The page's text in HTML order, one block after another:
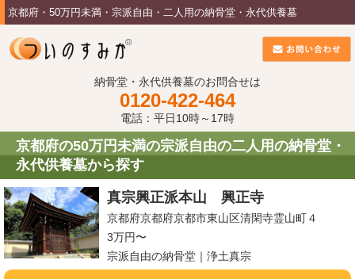
京都府・50万円未満・宗派自由・二人用の納骨堂・永代供養墓
納骨堂・永代供養墓のお問合せは
0120-422-464
電話：平日10時～17時
京都府の50万円未満の宗派自由の二人用の納骨堂・
永代供養墓から探す
真宗興正派本山 興正寺
京都府京都府京都市東山区清閑寺霊山町４
3万円〜
宗派自由の納骨堂｜浄土真宗